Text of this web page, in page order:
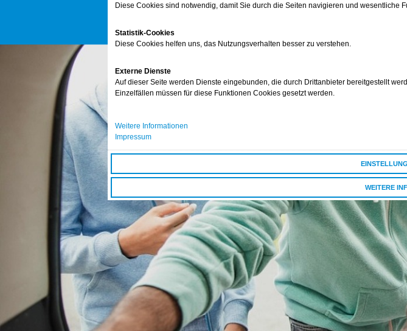
Diese Cookies sind notwendig, damit Sie durch die Seiten navigieren und wesentliche
Statistik-Cookies
Diese Cookies helfen uns, das Nutzungsverhalten besser zu verstehen.
Externe Dienste
Auf dieser Seite werden Dienste eingebunden, die durch Drittanbieter bereitgestellt
Einzelfällen müssen für diese Funktionen Cookies gesetzt werden.
Weitere Informationen
Impressum
WEITERE
ALLE